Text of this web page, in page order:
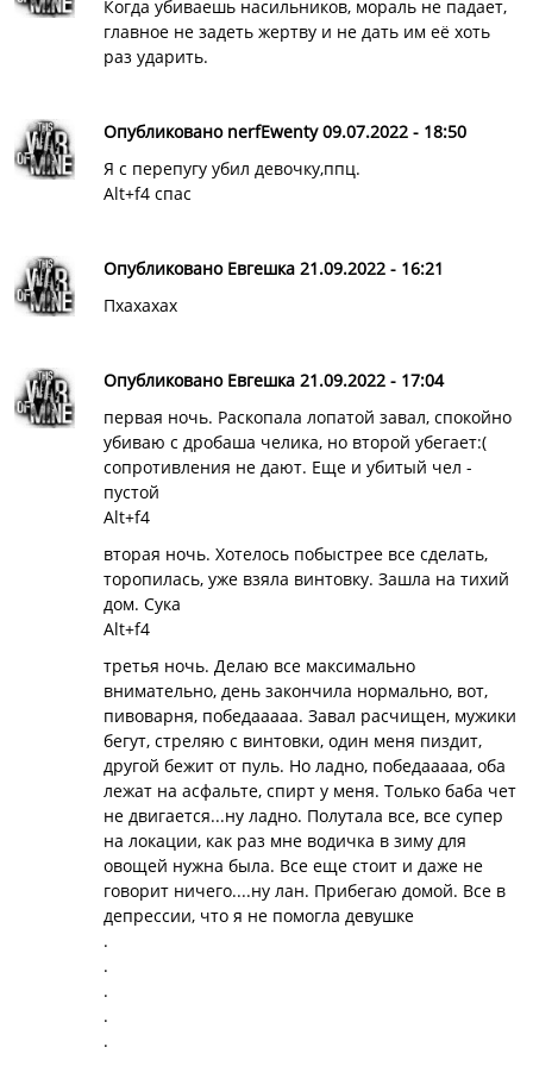
Когда убиваешь насильников, мораль не падает,
главное не задеть жертву и не дать им её хоть
раз ударить.
Опубликовано nerfEwenty 09.07.2022 - 18:50
Я с перепугу убил девочку,ппц.
Alt+f4 спас
Опубликовано Евгешка 21.09.2022 - 16:21
Пхахахах
Опубликовано Евгешка 21.09.2022 - 17:04
первая ночь. Раскопала лопатой завал, спокойно
убиваю с дробаша челика, но второй убегает:(
сопротивления не дают. Еще и убитый чел -
пустой
Alt+f4
вторая ночь. Хотелось побыстрее все сделать,
торопилась, уже взяла винтовку. Зашла на тихий
дом. Сука
Alt+f4
третья ночь. Делаю все максимально
внимательно, день закончила нормально, вот,
пивоварня, победааааа. Завал расчищен, мужики
бегут, стреляю с винтовки, один меня пиздит,
другой бежит от пуль. Но ладно, победааааа, оба
лежат на асфальте, спирт у меня. Только баба чет
не двигается...ну ладно. Полутала все, все супер
на локации, как раз мне водичка в зиму для
овощей нужна была. Все еще стоит и даже не
говорит ничего....ну лан. Прибегаю домой. Все в
депрессии, что я не помогла девушке
.
.
.
.
.